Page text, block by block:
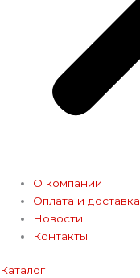
О компании
Оплата и доставка
Новости
Контакты
Каталог